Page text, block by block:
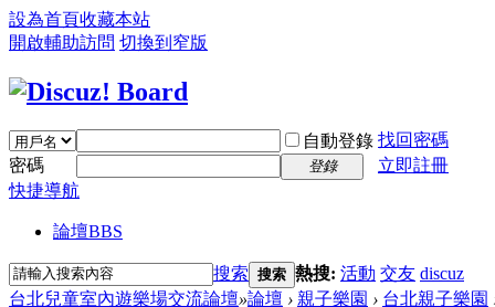
設為首頁收藏本站
開啟輔助訪問 切換到窄版
自動登錄 找回密碼
密碼
登錄
立即註冊
快捷導航
論壇BBS
搜索 搜索 熱搜: 活動 交友 discuz
台北兒童室內遊樂場交流論壇»論壇 › 親子樂園 › 台北親子樂園